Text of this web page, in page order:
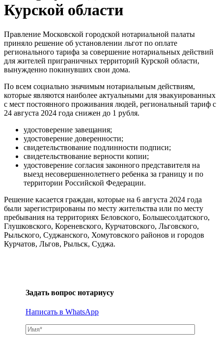
Курской области
Правление Московской городской нотариальной палаты
приняло решение об установлении льгот по оплате
регионального тарифа за совершение нотариальных действий
для жителей приграничных территорий Курской области,
вынужденно покинувших свои дома.
По всем социально значимым нотариальным действиям,
которые являются наиболее актуальными для эвакуированных
с мест постоянного проживания людей, региональный тариф с
24 августа 2024 года снижен до 1 рубля.
удостоверение завещания;
удостоверение доверенности;
свидетельствование подлинности подписи;
свидетельствование верности копии;
удостоверение согласия законного представителя на
выезд несовершеннолетнего ребенка за границу и по
территории Российской Федерации.
Решение касается граждан, которые на 6 августа 2024 года
были зарегистрированы по месту жительства или по месту
пребывания на территориях Беловского, Большесолдатского,
Глушковского, Кореневского, Курчатовского, Льговского,
Рыльского, Суджанского, Хомутовского районов и городов
Курчатов, Льгов, Рыльск, Суджа.
Задать вопрос нотариусу
Написать в WhatsApp